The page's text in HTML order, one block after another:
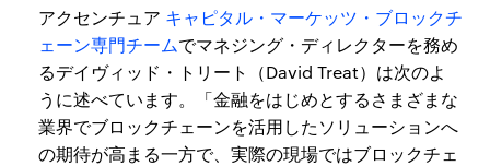
アクセンチュア キャピタル・マーケッツ・ブロックチ
ェーン専門チームでマネジング・ディレクターを務め
るデイヴィッド・トリート（David Treat）は次のよ
うに述べています。「金融をはじめとするさまざまな
業界でブロックチェーンを活用したソリューションへ
の期待が高まる一方で、実際の現場ではブロックチェ